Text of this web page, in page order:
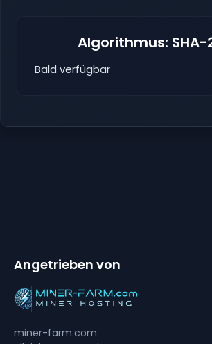
Algorithmus: SHA-
Bald verfügbar
Angetrieben von
miner-farm.com